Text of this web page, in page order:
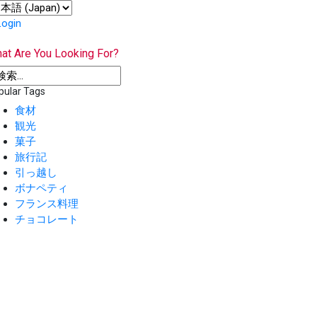
Are You Looking For?
Tags
食材
観光
菓子
旅行記
引っ越し
ボナペティ
フランス料理
チョコレート